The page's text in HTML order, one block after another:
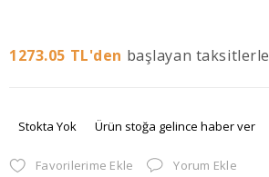
1273.05 TL'den başlayan taksitlerle
Stokta Yok Ürün stoğa gelince haber ver
Favorilerime Ekle Yorum Ekle